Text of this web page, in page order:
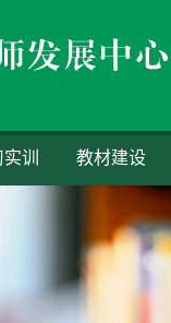
训 教材建设